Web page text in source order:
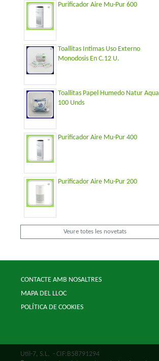
Purificador Aire Mu-Pur 600
Toallitas Intimas Uso Externo
Monodosis En C.12 U.
Toallitas Papel Humedo Natur Aqua
100 Unds
Purificador Aire Mu-Pur 400
Purificador Aire Mu-Pur 200
Veure totes les novetats
CONTACTE AMB NOSALTRES
MAPA DEL LLOC
POLÍTICA DE COOKIES
Util-7, S.L. - CIF:B58791294